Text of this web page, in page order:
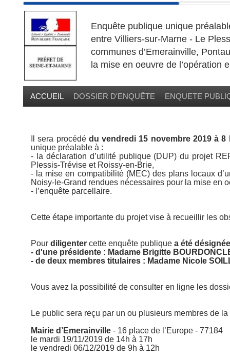
Enquête publique unique
entre Villiers-sur-Marne - Le
communes d’Emerainville,
la mise en oeuvre de l’opération
ENQUETE
ACCUEIL DOSSIER D'ENQUÊTE
Il sera procédé duvendredi 15 novembre 2019 à
unique préalable à :
- la déclaration d’utilité publique (DUP) du projet
Plessis-Trévise et Roissy-en-Brie,
- la mise en compatibilité (MEC) des plans locaux
Noisy-le-Grand rendues nécessaires pour la mise en
- l’enquête parcellaire.
Cette étape importante du projet vise à recueillir les
Pour diligenter cette enquête publique a été
- d'une présidente : Madame Brigitte
- de deux membres titulaires : Madame Nicole
Vous avez la possibilité de consulter en ligne les
Le public sera reçu par un ou plusieurs membres de la
Mairie d’Emerainville - 16 place de l’Europe - 77184
le mardi 19/11/2019 de 14h à 17h
le vendredi 06/12/2019 de 9h à 12h